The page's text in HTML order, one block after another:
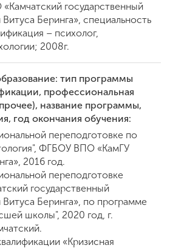
государственный
Беринга», специальность
– психолог,
2008г.
тип программы
профессиональная
название программы,
год окончания обучения:
переподготовке по
ФГБОУ ВПО «КамГУ
2016 год.
переподготовке
государственный
Беринга», по программе
школы", 2020 год, г.
«Кризисная